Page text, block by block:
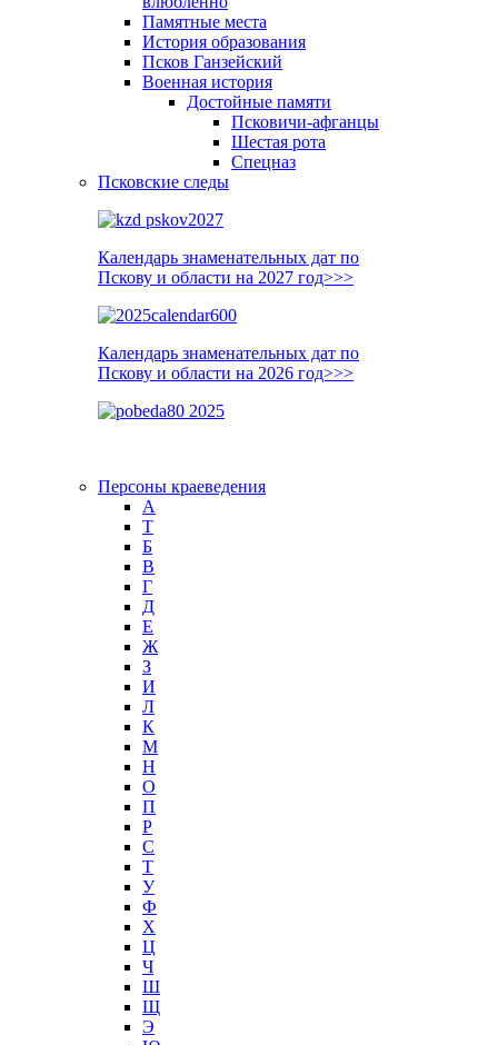
Памятные места
История образования
Псков Ганзейский
Военная история
Достойные памяти
Псковичи-афганцы
Шестая рота
Спецназ
Псковские следы
Календарь знаменательных дат по
Пскову и области на 2027 год>>>
Календарь знаменательных дат по
Пскову и области на 2026 год>>>
Персоны краеведения
А
T
Б
В
Г
Д
Е
Ж
З
И
Л
К
М
Н
О
П
Р
С
Т
У
Ф
Х
Ц
Ч
Ш
Щ
Э